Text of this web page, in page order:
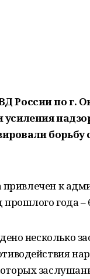
России по г.
борьбу
привлечен к
года
несколько